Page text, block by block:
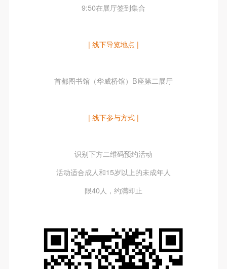
9:50在展厅签到集合
| 线下导览地点 |
首都图书馆（华威桥馆）B座第二展厅
| 线下参与方式 |
识别下方二维码预约活动
活动适合成人和15岁以上的未成年人
限40人，约满即止